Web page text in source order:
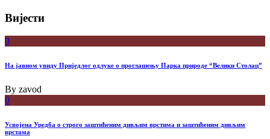
Вијести
0
На јавном увиду Приједлог oдлуке о проглашењу Парка природе “Велики Столац”
By zavod
0
Усвојена Уредба о строго заштићеним дивљим врстима и заштићеним дивљим
врстама